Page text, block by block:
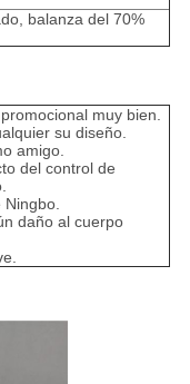
balanza del 70%
muy bien.
su diseño.
amigo.
del control de
Ningbo.
daño al cuerpo